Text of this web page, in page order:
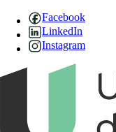
Facebook
LinkedIn
Instagram